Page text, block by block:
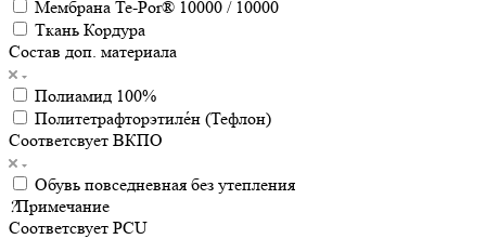
Мембрана Te-Por® 10000 / 10000
Ткань Кордура
Состав доп. материала
Полиамид 100%
Политетрафторэтиле́н (Тефлон)
Соответсвует ВКПО
Обувь повседневная без утепления
?Примечание
Соответсвует PCU